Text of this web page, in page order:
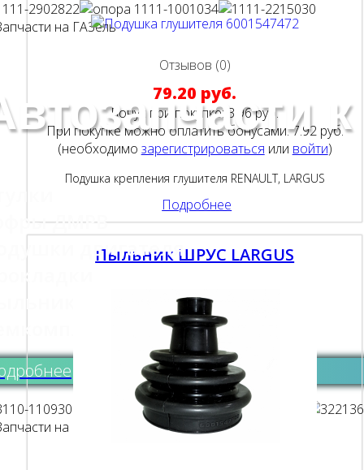
ДМРВ
двигателя
Отзывов (0)
79.20 руб.
Бонус при покупке: 3.96 руб.
При покупке можно оплатить бонусами:7.92 руб.
(необходимо зарегистрироваться или войти)
Подушка крепления глушителя RENAULT, LARGUS
Подробнее
Пыльник ШРУС LARGUS